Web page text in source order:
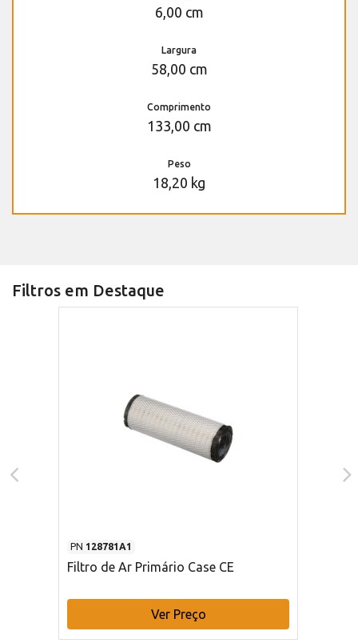
6,00 cm
Largura
58,00 cm
Comprimento
133,00 cm
Peso
18,20 kg
Filtros em Destaque
PN 128781A1
Filtro de Ar Primário Case CE
Ver Preço